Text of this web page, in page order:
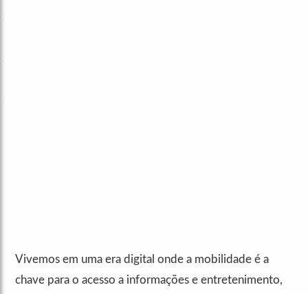
Vivemos em uma era digital onde a mobilidade é a
chave para o acesso a informações e entretenimento,